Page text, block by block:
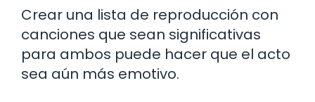
Crear una lista de reproducción con
canciones que sean significativas
para ambos puede hacer que el acto
sea aún más emotivo.